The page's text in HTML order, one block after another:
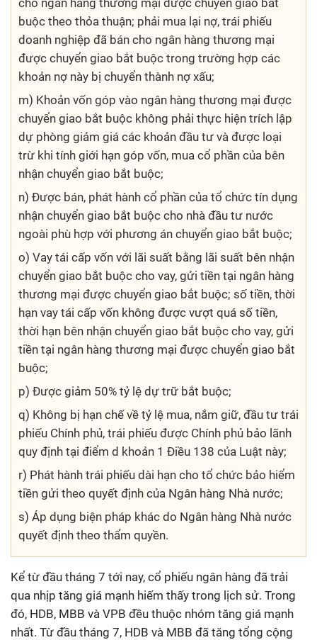
buộc theo thỏa thuận; phải mua lại nợ, trái phiếu
doanh nghiệp đã bán cho ngân hàng thương mại
được chuyển giao bắt buộc trong trường hợp các
khoản nợ này bị chuyển thành nợ xấu;
m) Khoản vốn góp vào ngân hàng thương mại được
chuyển giao bắt buộc không phải thực hiện trích lập
dự phòng giảm giá các khoản đầu tư và được loại
trừ khi tính giới hạn góp vốn, mua cổ phần của bên
nhận chuyển giao bắt buộc;
n) Được bán, phát hành cổ phần của tổ chức tín dụng
nhận chuyển giao bắt buộc cho nhà đầu tư nước
ngoài phù hợp với phương án chuyển giao bắt buộc;
o) Vay tái cấp vốn với lãi suất bằng lãi suất bên nhận
chuyển giao bắt buộc cho vay, gửi tiền tại ngân hàng
thương mại được chuyển giao bắt buộc; số tiền, thời
hạn vay tái cấp vốn không được vượt quá số tiền,
thời hạn bên nhận chuyển giao bắt buộc cho vay, gửi
tiền tại ngân hàng thương mại được chuyển giao bắt
buộc;
p) Được giảm 50% tỷ lệ dự trữ bắt buộc;
q) Không bị hạn chế về tỷ lệ mua, nắm giữ, đầu tư trái
phiếu Chính phủ, trái phiếu được Chính phủ bảo lãnh
quy định tại điểm d khoản 1 Điều 138 của Luật này;
r) Phát hành trái phiếu dài hạn cho tổ chức bảo hiểm
tiền gửi theo quyết định của Ngân hàng Nhà nước;
s) Áp dụng biện pháp khác do Ngân hàng Nhà nước
quyết định theo thẩm quyền.
Kể từ đầu tháng 7 tới nay, cổ phiếu ngân hàng đã trải
qua nhịp tăng giá mạnh hiếm thấy trong lịch sử. Trong
đó, HDB, MBB và VPB đều thuộc nhóm tăng giá mạnh
nhất. Từ đầu tháng 7, HDB và MBB đã tăng tổng cộng